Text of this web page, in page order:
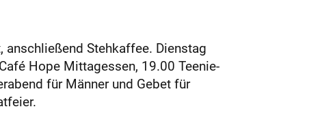
Stehkaffee. Dienstag
Hope Mittagessen, 19.00 Teenie-
für Männer und Gebet für